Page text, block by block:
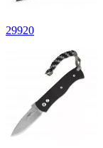
29920